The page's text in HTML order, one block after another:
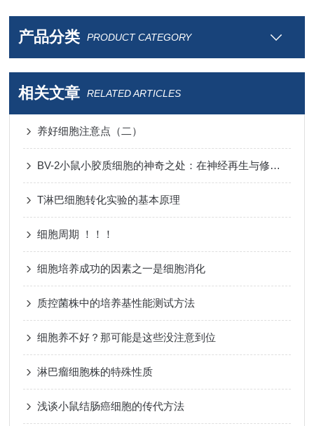
产品分类 PRODUCT CATEGORY
相关文章 RELATED ARTICLES
养好细胞注意点（二）
BV-2小鼠小胶质细胞的神奇之处：在神经再生与修复中的关键作用
T淋巴细胞转化实验的基本原理
细胞周期 ！！！
细胞培养成功的因素之一是细胞消化
质控菌株中的培养基性能测试方法
细胞养不好？那可能是这些没注意到位
淋巴瘤细胞株的特殊性质
浅谈小鼠结肠癌细胞的传代方法